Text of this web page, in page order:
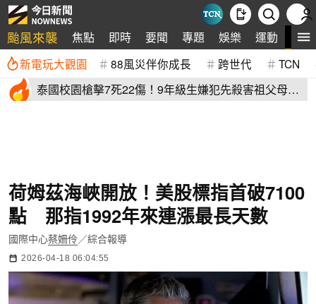
颱風來襲 焦點 即時 要聞 專題 娛樂 運動 全
新電玩大觀園 88風災伴你成長 跨世代 TCN
泰國校園槍擊7死22傷！9年級生嫌犯先殺害祖父母再
荷姆茲海峽開放！美股標指首破7100
點 那指1992年來連漲最長天數
國際中心蔡姍伶／綜合報導
2026-04-18 06:04:55